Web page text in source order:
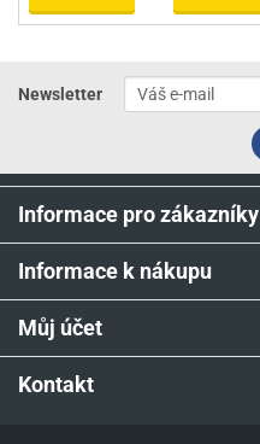
Newsletter
Informace pro zákazníky
Informace k nákupu
Můj účet
Kontakt